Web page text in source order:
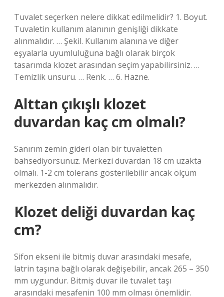
Tuvalet seçerken nelere dikkat edilmelidir? 1. Boyut.
Tuvaletin kullanım alanının genişliği dikkate
alınmalıdır. … Şekil. Kullanım alanına ve diğer
eşyalarla uyumluluğuna bağlı olarak birçok
tasarımda klozet arasından seçim yapabilirsiniz. …
Temizlik unsuru. … Renk. … 6. Hazne.
Alttan çıkışlı klozet
duvardan kaç cm olmalı?
Sanırım zemin gideri olan bir tuvaletten
bahsediyorsunuz. Merkezi duvardan 18 cm uzakta
olmalı. 1-2 cm tolerans gösterilebilir ancak ölçüm
merkezden alınmalıdır.
Klozet deliği duvardan kaç
cm?
Sifon ekseni ile bitmiş duvar arasındaki mesafe,
latrin taşına bağlı olarak değişebilir, ancak 265 – 350
mm uygundur. Bitmiş duvar ile tuvalet taşı
arasındaki mesafenin 100 mm olması önemlidir.